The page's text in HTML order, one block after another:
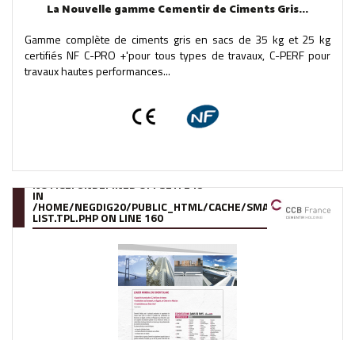
La Nouvelle gamme Cementir de Ciments Gris...
Gamme complète de ciments gris en sacs de 35 kg et 25 kg
certifiés NF C-PRO +'pour tous types de travaux, C-PERF pour
travaux hautes performances...
NOTICE: UNDEFINED OFFSET: 248
IN
/HOME/NEGDIG20/PUBLIC_HTML/CACHE/SMARTY/
LIST.TPL.PHPON LINE 160